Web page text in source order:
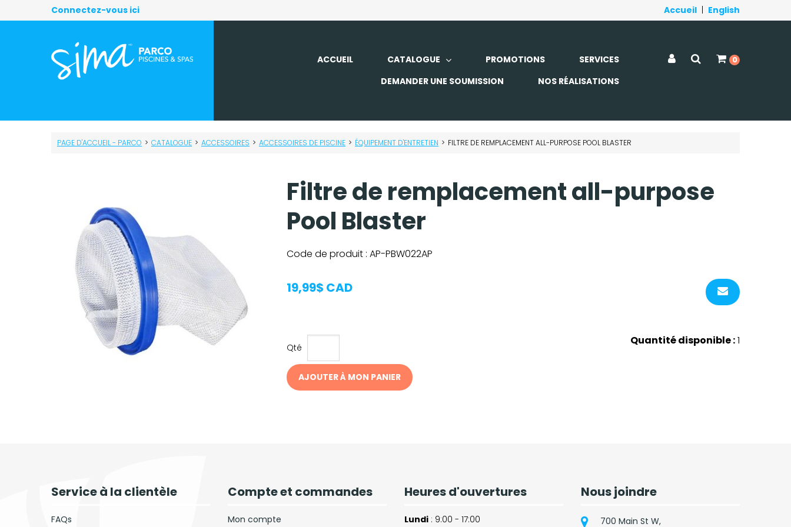
Connectez-vous ici Accueil English
ACCUEIL CATALOGUE PROMOTIONS
SERVICES
DEMANDER UNE SOUMISSION
NOS RÉALISATIONS
0
PAGE D'ACCUEIL - PARCO > CATALOGUE > ACCESSOIRES > ACCESSOIRES DE PISCINE > ÉQUIPEMENT D'ENTRETIEN > FILTRE DE REMPLACEMENT ALL-PURPOSE POOL BLASTER
Filtre de remplacement all-purpose
Pool Blaster
Code de produit : AP-PBW022AP
19,99$ CAD
Qté
AJOUTER À MON PANIER
Quantité disponible :1
Service à la clientèle
FAQs
Compte et commandes
Mon compte
Heures d'ouvertures
Lundi : 9:00 - 17:00
Nous joindre
700 Main St W,